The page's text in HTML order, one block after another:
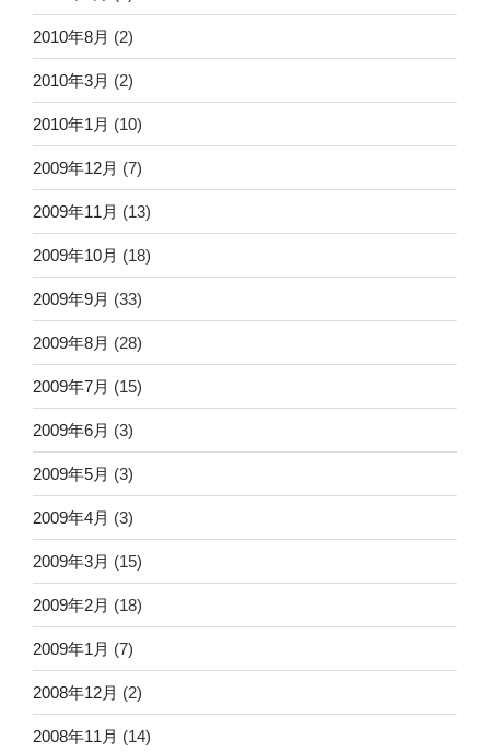
2010年8月 (2)
2010年3月 (2)
2010年1月 (10)
2009年12月 (7)
2009年11月 (13)
2009年10月 (18)
2009年9月 (33)
2009年8月 (28)
2009年7月 (15)
2009年6月 (3)
2009年5月 (3)
2009年4月 (3)
2009年3月 (15)
2009年2月 (18)
2009年1月 (7)
2008年12月 (2)
2008年11月 (14)